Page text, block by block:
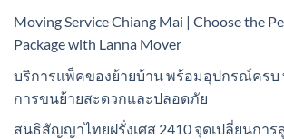
Moving Service Chiang Mai | Choose the
Package with Lanna Mover
บริการแพ็คของย้ายบ้าน พร้อมอุปกรณ์ครบ
การขนย้ายสะดวกและปลอดภัย
สนธิสัญญาไทยฝรั่งเศส 2410 จุดเปลี่ยนกา